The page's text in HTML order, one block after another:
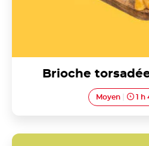
Brioche
Moyen 1 h